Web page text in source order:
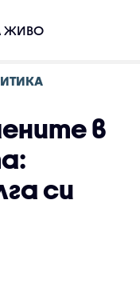
ЖИВО
в
си